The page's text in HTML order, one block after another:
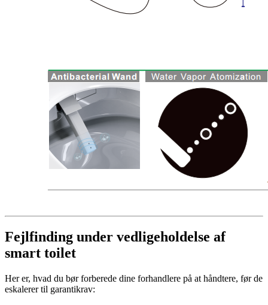
Fejlfinding under vedligeholdelse af
smart toilet
Her er, hvad du bør forberede dine forhandlere på at håndtere, før de
eskalerer til garantikrav: